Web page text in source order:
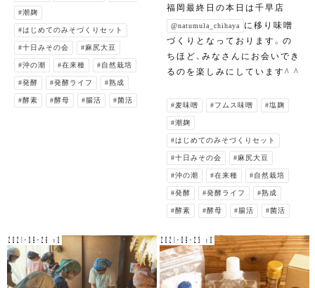
#潮麹
#はじめてのみそづくりセット
#十日みその会 #麻尻大豆
#沖の潮 #在来種 #自然栽培
#発酵 #発酵ライフ #熟成
#酵素 #酵母 #腸活 #菌活
福岡最終日の本日は千早店
@natumula_chihaya
に移り味噌
づくりとなっております。の
ちほど、みなさんにお会いでき
るのを楽しみにしています^ ^
#麦味噌 #フムス味噌 #塩麹
#潮麹
#はじめてのみそづくりセット
#十日みその会 #麻尻大豆
#沖の潮 #在来種 #自然栽培
#発酵 #発酵ライフ #熟成
#酵素 #酵母 #腸活 #菌活
2021-09-26 v0 2021-09-23 v0